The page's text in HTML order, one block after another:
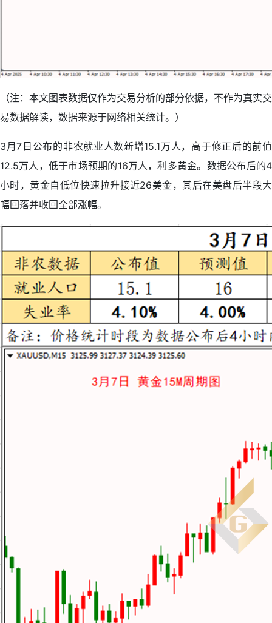
（注：本文图表数据仅作为交易分析的部分依据，不作为真实交
易数据解读，数据来源于网络相关统计。）
3月7日公布的非农就业人数新增15.1万人，高于修正后的前值
12.5万人，低于市场预期的16万人，利多黄金。数据公布后的4
小时，黄金自低位快速拉升接近26美金，其后在美盘后半段大
幅回落并收回全部涨幅。